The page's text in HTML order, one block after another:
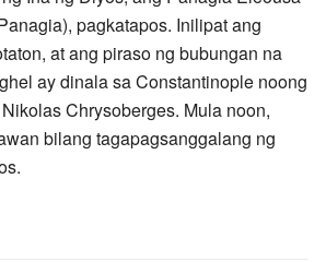
pagkatapos. Inilipat ang
at ang piraso ng bubungan na
ay dinala sa Constantinople noong
Chrysoberges. Mula noon,
bilang tagapagsanggalang ng